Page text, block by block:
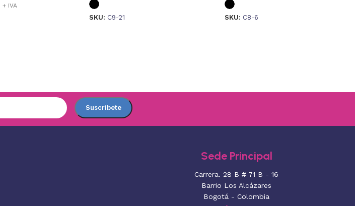
+ IVA
SKU: C9-21 SKU: C8-6
Sede Principal
Carrera. 28 B # 71 B - 16
Barrio Los Alcázares
Bogotá - Colombia